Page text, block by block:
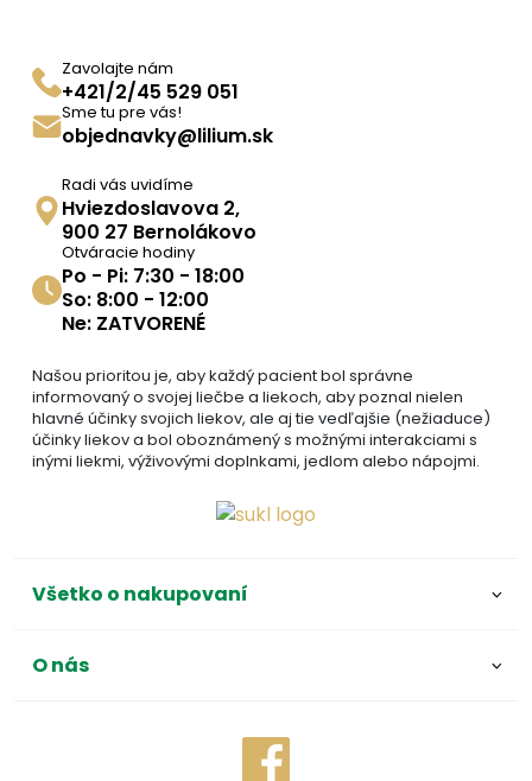
Zavolajte nám
+421/2/45 529 051
Sme tu pre vás!
objednavky@lilium.sk
Radi vás uvidíme
Hviezdoslavova 2,
900 27 Bernolákovo
Otváracie hodiny
Po - Pi: 7:30 - 18:00
So: 8:00 - 12:00
Ne: ZATVORENÉ
Našou prioritou je, aby každý pacient bol správne
informovaný o svojej liečbe a liekoch, aby poznal nielen
hlavné účinky svojich liekov, ale aj tie vedľajšie (nežiaduce)
účinky liekov a bol oboznámený s možnými interakciami s
inými liekmi, výživovými doplnkami, jedlom alebo nápojmi.
Všetko o nakupovaní
O nás